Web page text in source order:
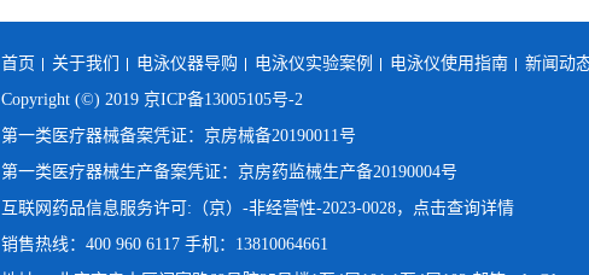
首页 关于我们 电泳仪器导购 电泳仪实验案例 电泳仪使用指南 新闻动
Copyright (©) 2019 京ICP备13005105号-2
第一类医疗器械备案凭证：京房械备20190011号
第一类医疗器械生产备案凭证：京房药监械生产备20190004号
互联网药品信息服务许可:（京）-非经营性-2023-0028，点击查询详情
销售热线：400 960 6117 手机：13810064661